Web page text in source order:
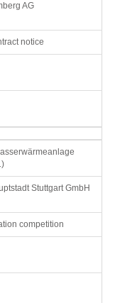
AG
notice
Stuttgart GmbH
competition